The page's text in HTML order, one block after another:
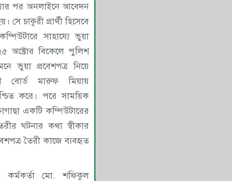
পর অনলাইনে আবেদন
সে চাকুরী প্রার্থী হিসেবে
সাহায্যে ভুয়া
অক্টোর বিকেলে পুলিশ
ভুয়া প্রবেশপত্র নিয়ে
বোর্ড মারুফ মিয়ায়
করে। পরে সাময়িক
একটি কম্পিউটারের
ঘটনার কথা স্বীকার
তৈরী কাজে ব্যবহৃত
কর্মকর্তা মো. শফিকুল